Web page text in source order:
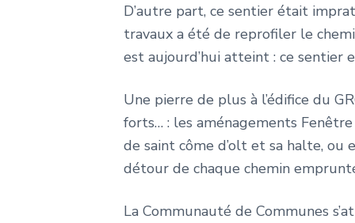
D’autre part, ce sentier était
travaux a été de reprofiler le
est aujourd’hui atteint : ce
Une pierre de plus à l’édifice du
forts… : les aménagements
de saint côme d’olt et sa halte,
détour de chaque chemin
La Communauté de Communes